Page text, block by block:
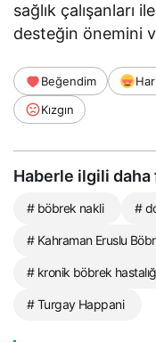
sağlık çalışanları
desteğin önemini
Beğendim
Kızgın
Haberle ilgili daha
# böbrek nakli #
# Kahraman Eruslu
# kronik böbrek
# Turgay Happani